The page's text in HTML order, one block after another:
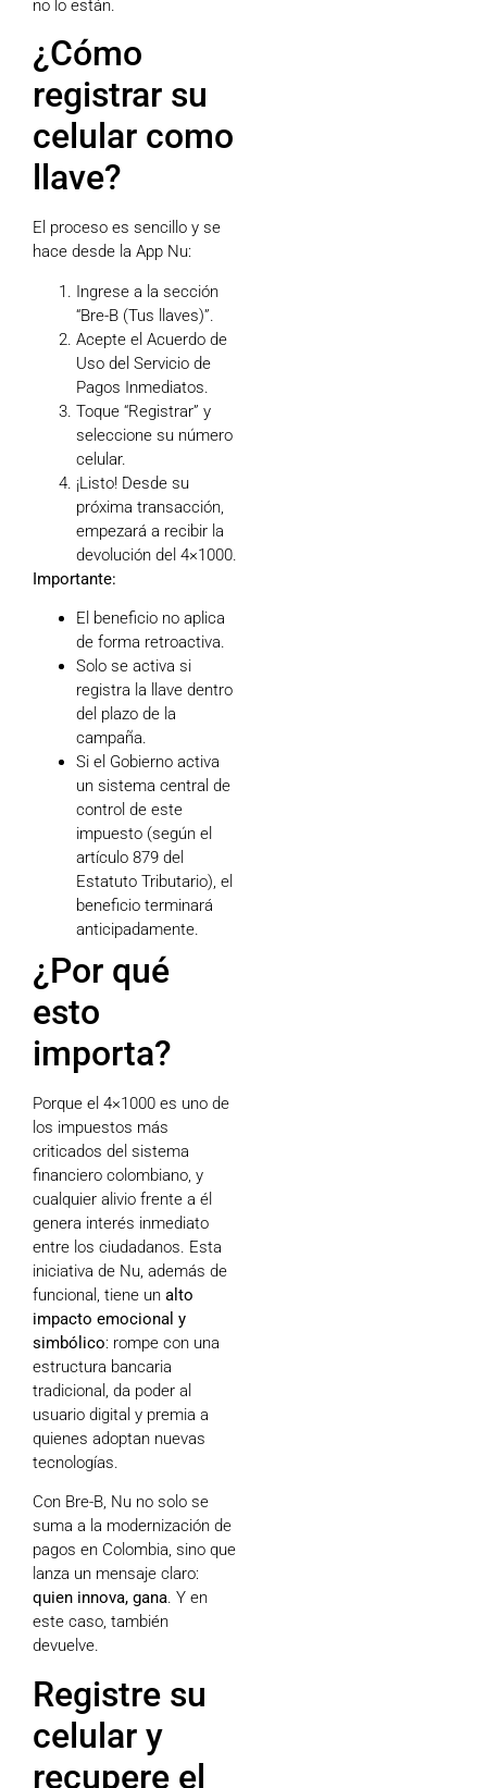
no lo están.
¿Cómo
registrar su
celular como
llave?
El proceso es sencillo y se
hace desde la App Nu:
Ingrese a la sección
“Bre-B (Tus llaves)”.
Acepte el Acuerdo de
Uso del Servicio de
Pagos Inmediatos.
Toque “Registrar” y
seleccione su número
celular.
¡Listo! Desde su
próxima transacción,
empezará a recibir la
devolución del 4×1000.
Importante:
El beneficio no aplica
de forma retroactiva.
Solo se activa si
registra la llave dentro
del plazo de la
campaña.
Si el Gobierno activa
un sistema central de
control de este
impuesto (según el
artículo 879 del
Estatuto Tributario), el
beneficio terminará
anticipadamente.
¿Por qué
esto
importa?
Porque el 4×1000 es uno de
los impuestos más
criticados del sistema
financiero colombiano, y
cualquier alivio frente a él
genera interés inmediato
entre los ciudadanos. Esta
iniciativa de Nu, además de
funcional, tiene un alto
impacto emocional y
simbólico: rompe con una
estructura bancaria
tradicional, da poder al
usuario digital y premia a
quienes adoptan nuevas
tecnologías.
Con Bre-B, Nu no solo se
suma a la modernización de
pagos en Colombia, sino que
lanza un mensaje claro:
quien innova, gana. Y en
este caso, también
devuelve.
Registre su
celular y
recupere el